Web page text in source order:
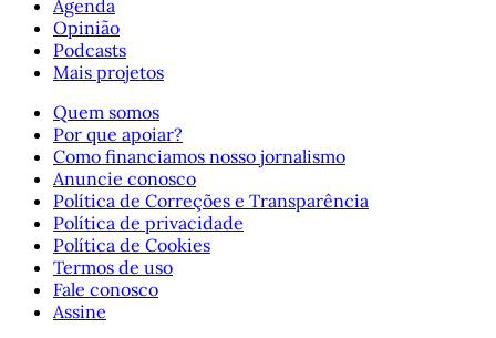
Agenda
Opinião
Podcasts
Mais projetos
Quem somos
Por que apoiar?
Como financiamos nosso jornalismo
Anuncie conosco
Política de Correções e Transparência
Política de privacidade
Política de Cookies
Termos de uso
Fale conosco
Assine